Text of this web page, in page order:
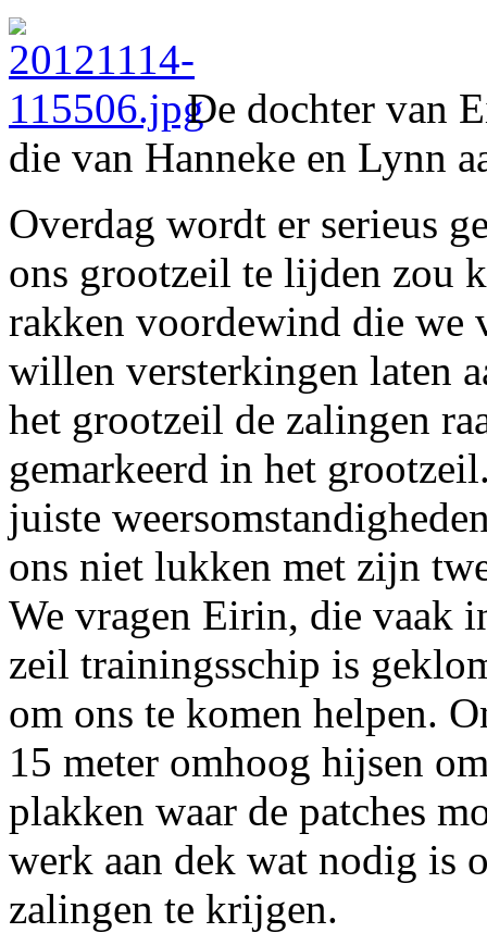
De dochter van
die van Hanneke en Lynn
Overdag wordt er serieus
ons grootzeil te lijden zou
rakken voordewind die we
willen versterkingen laten
het grootzeil de zalingen
gemarkeerd in het
juiste
ons niet lukken met zijn
We vragen Eirin, die vaak
zeil trainingsschip is
om ons te komen helpen.
15 meter omhoog hijsen
plakken waar de patches
werk aan dek wat nodig is
zalingen te krijgen.